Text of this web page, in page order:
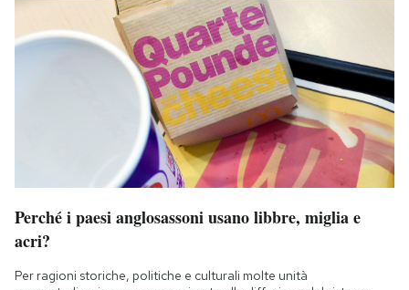
AREA PERSONALE
Area Personale
Notifiche mobile
Regala il Post
Hai bisogno di aiuto?
Perché i paesi anglosassoni usano libbre, miglia e
acri?
Per ragioni storiche, politiche e culturali molte unità